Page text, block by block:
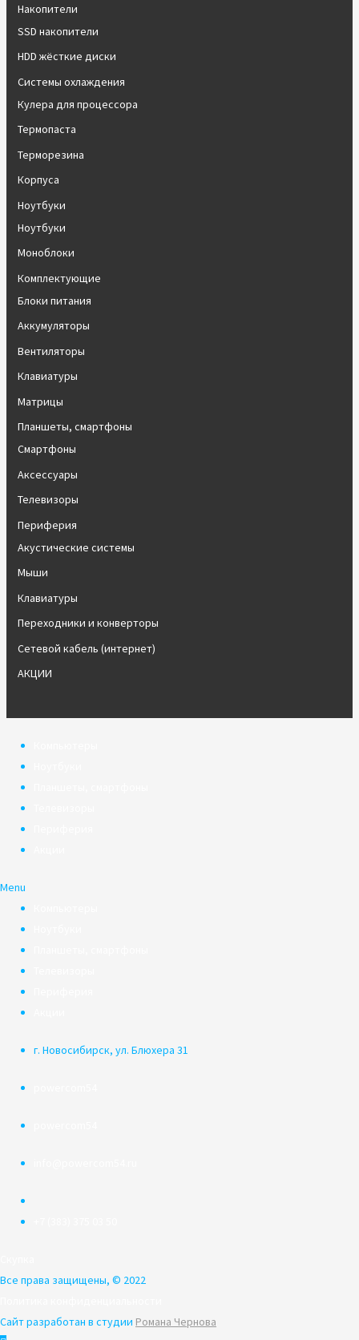
Накопители
SSD накопители
HDD жёсткие диски
Системы охлаждения
Кулера для процессора
Термопаста
Терморезина
Корпуса
Ноутбуки
Ноутбуки
Моноблоки
Комплектующие
Блоки питания
Аккумуляторы
Вентиляторы
Клавиатуры
Матрицы
Планшеты, смартфоны
Смартфоны
Аксессуары
Телевизоры
Периферия
Акустические системы
Мыши
Клавиатуры
Переходники и конверторы
Сетевой кабель (интернет)
АКЦИИ
Menu
г. Новосибирск, ул. Блюхера 31
Все права защищены, © 2022
Сайт разработан в студии Романа Чернова